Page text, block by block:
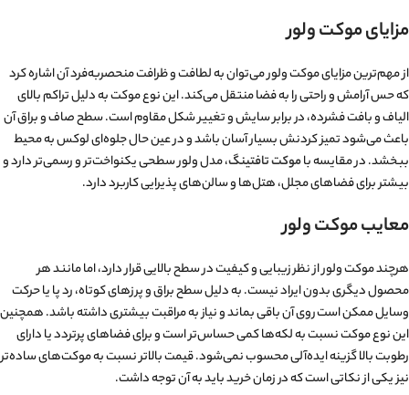
مزایای موکت ولور
از مهم‌ترین مزایای موکت ولور می‌توان به لطافت و ظرافت منحصربه‌فرد آن اشاره کرد
که حس آرامش و راحتی را به فضا منتقل می‌کند. این نوع موکت به دلیل تراکم بالای
الیاف و بافت فشرده، در برابر سایش و تغییر شکل مقاوم است. سطح صاف و براق آن
باعث می‌شود تمیز کردنش بسیار آسان باشد و در عین حال جلوه‌ای لوکس به محیط
ببخشد. در مقایسه باموکت تافتینگ، مدل ولور سطحی یکنواخت‌تر و رسمی‌تر دارد و
بیشتر برای فضاهای مجلل، هتل‌ها و سالن‌های پذیرایی کاربرد دارد.
معایب موکت ولور
هرچند موکت ولور از نظر زیبایی و کیفیت در سطح بالایی قرار دارد، اما مانند هر
محصول دیگری بدون ایراد نیست. به دلیل سطح براق و پرزهای کوتاه، رد پا یا حرکت
وسایل ممکن است روی آن باقی بماند و نیاز به مراقبت بیشتری داشته باشد. همچنین
این نوع موکت نسبت به لکه‌ها کمی حساس‌تر است و برای فضاهای پرتردد یا دارای
رطوبت بالا گزینه ایده‌آلی محسوب نمی‌شود. قیمت بالاتر نسبت به موکت‌های ساده‌تر
نیز یکی از نکاتی است که در زمان خرید باید به آن توجه داشت.